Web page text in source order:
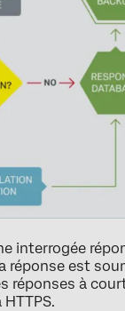
interrogée
réponse est
réponses à